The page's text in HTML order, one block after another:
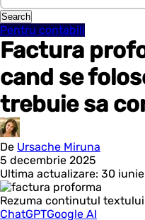
Pentru contabili
Factura
cand se
trebuie sa
De Ursache Miruna
5 decembrie 2025
Ultima actualizare: 30
Rezuma continutul
ChatGPTGoogle AI